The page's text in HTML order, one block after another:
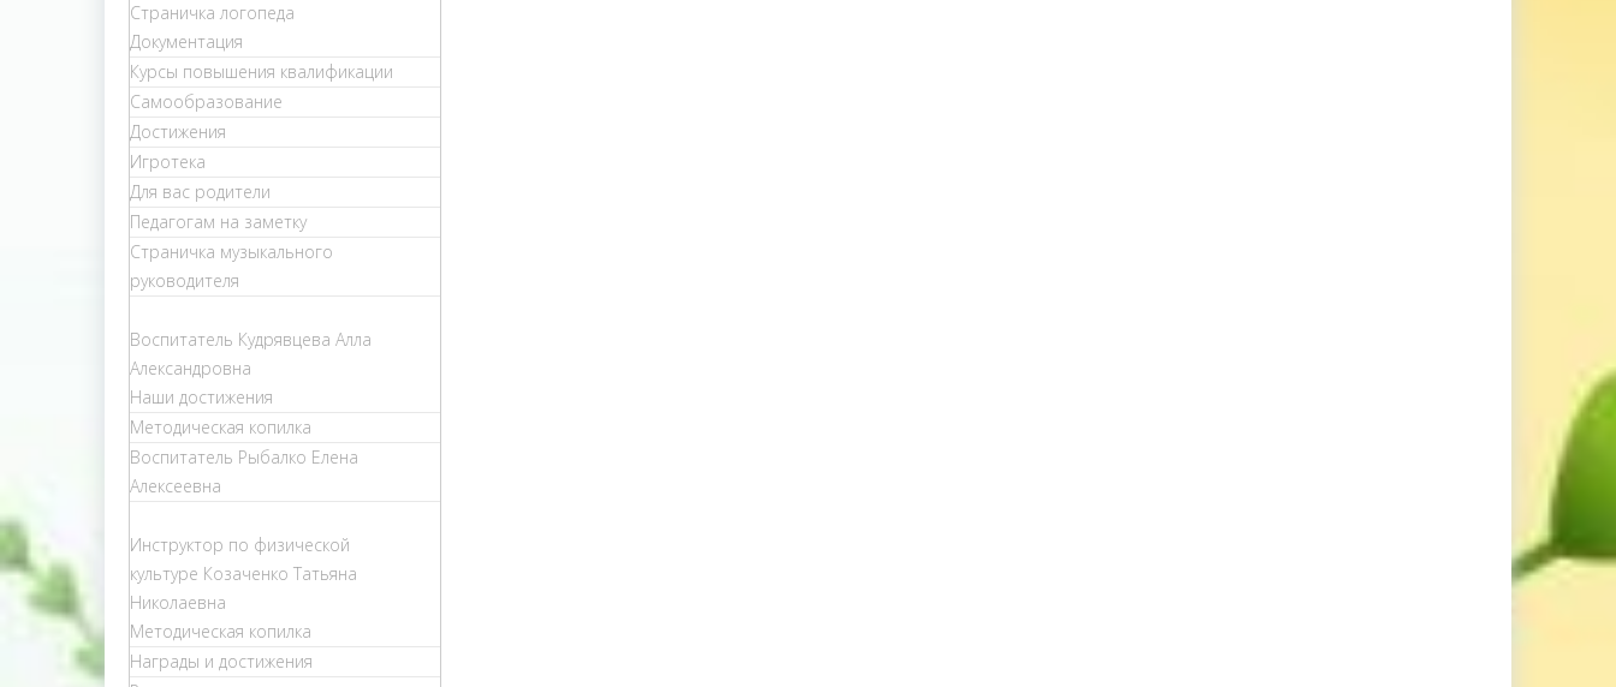
Страничка логопеда
Документация
Курсы повышения квалификации
Самообразование
Достижения
Игротека
Для вас родители
Педагогам на заметку
Страничка музыкального
руководителя
Воспитатель Кудрявцева Алла
Александровна
Наши достижения
Методическая копилка
Воспитатель Рыбалко Елена
Алексеевна
Инструктор по физической
культуре Козаченко Татьяна
Николаевна
Методическая копилка
Награды и достижения